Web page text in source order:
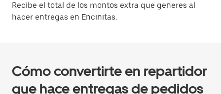
Recibe el total de los montos extra que generes al
hacer entregas en Encinitas.
Cómo convertirte en repartidor
que hace entregas de pedidos